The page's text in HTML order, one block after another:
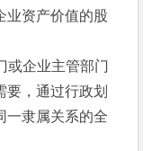
业资产价值的股
或企业主管部门
要，通过行政划
一隶属关系的全